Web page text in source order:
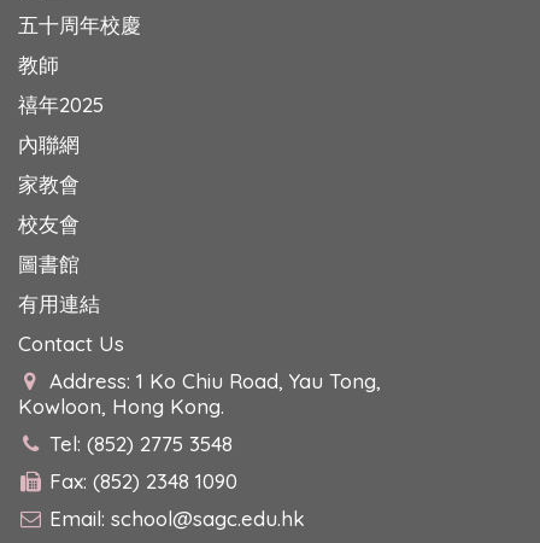
五十周年校慶
教師
禧年2025
內聯網
家教會
校友會
圖書館
有用連結
Contact Us
Address: 1 Ko Chiu Road, Yau Tong,
Kowloon, Hong Kong.
Tel: (852) 2775 3548
Fax: (852) 2348 1090
Email: school@sagc.edu.hk